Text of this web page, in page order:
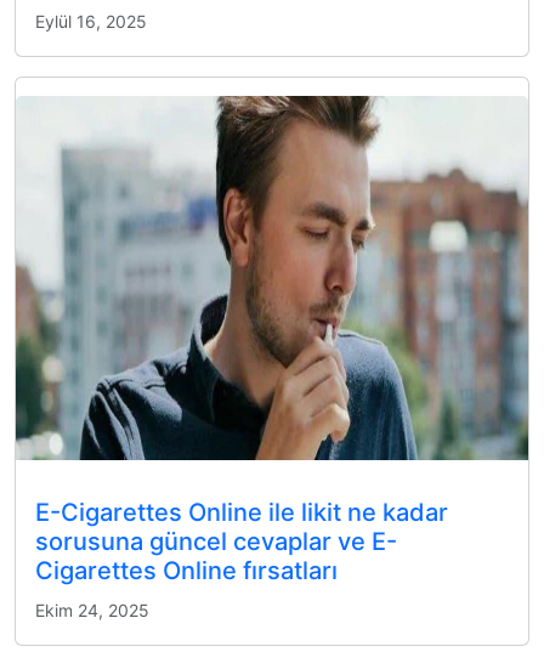
Eylül 16, 2025
E-Cigarettes Online ile likit ne kadar
sorusuna güncel cevaplar ve E-
Cigarettes Online fırsatları
Ekim 24, 2025